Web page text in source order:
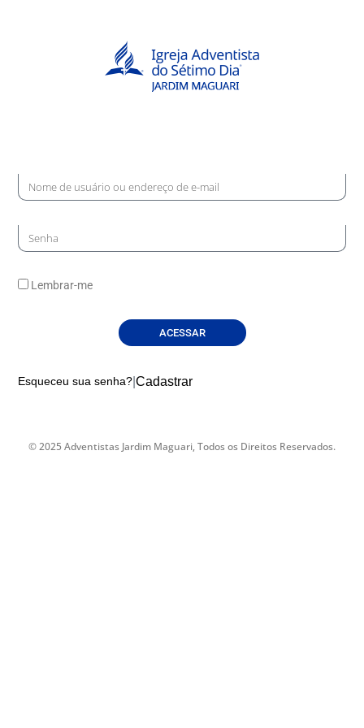
Lembrar-me
ACESSAR
Esqueceu sua senha? |Cadastrar
© 2025 Adventistas Jardim Maguari, Todos os Direitos Reservados.